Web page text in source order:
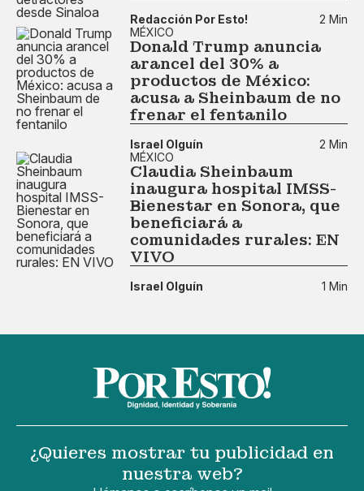
Redacción Por Esto!
2 Min
MÉXICO
Donald Trump anuncia
arancel del 30% a
productos de México:
acusa a Sheinbaum de no
frenar el fentanilo
Israel Olguín
2 Min
MÉXICO
Claudia Sheinbaum
inaugura hospital IMSS-
Bienestar en Sonora, que
beneficiará a
comunidades rurales: EN
VIVO
Israel Olguín 1 Min
¿Quieres mostrar tu publicidad en
nuestra web?